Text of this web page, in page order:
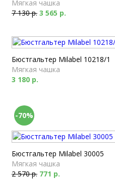
Мягкая чашка
7 130 р. 3 565 р.
Бюстгальтер Milabel 10218/1
Мягкая чашка
3 180 р.
-70%
Бюстгальтер Milabel 30005
Мягкая чашка
2 570 р. 771 р.